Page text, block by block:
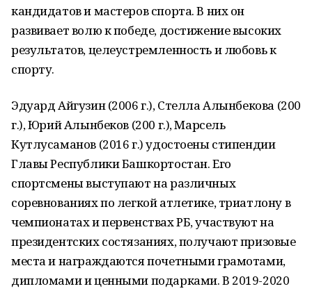
кандидатов и мастеров спорта. В них он
развивает волю к победе, достижение высоких
результатов, целеустремленность и любовь к
спорту.
Эдуард Айгузин (2006 г.), Стелла Алынбекова (200
г.), Юрий Алынбеков (200 г.), Марсель
Кутлусаманов (2016 г.) удостоены стипендии
Главы Республики Башкортостан. Его
спортсмены выступают на различных
соревнованиях по легкой атлетике, триатлону в
чемпионатах и первенствах РБ, участвуют на
президентских состязаниях, получают призовые
места и награждаются почетными грамотами,
дипломами и ценными подарками. В 2019-2020